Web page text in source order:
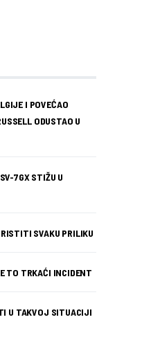
I POVEĆAO
ODUSTAO U
7GX STIŽU U
SVAKU PRILIKU
TO TRKAĆI INCIDENT
U TAKVOJ SITUACIJI